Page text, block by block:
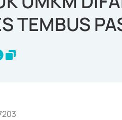
TEMBUS